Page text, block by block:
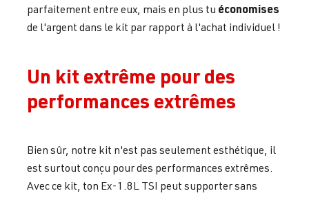
parfaitement entre eux, mais en plus tu économises
de l'argent dans le kit par rapport à l'achat individuel !
Un kit extrême pour des
performances extrêmes
Bien sûr, notre kit n'est pas seulement esthétique, il
est surtout conçu pour des performances extrêmes.
Avec ce kit, ton Ex-1.8L TSI peut supporter sans